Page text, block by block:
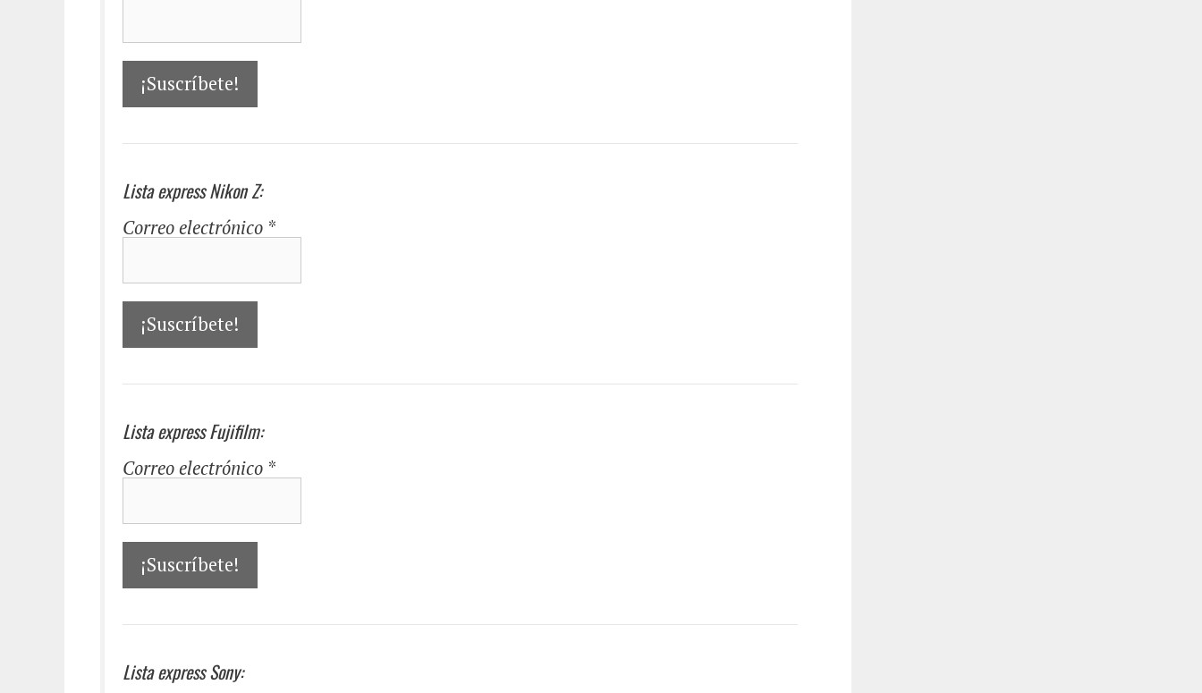
Lista express Nikon Z:
Correo electrónico *
Lista express Fujifilm:
Correo electrónico *
Lista express Sony: